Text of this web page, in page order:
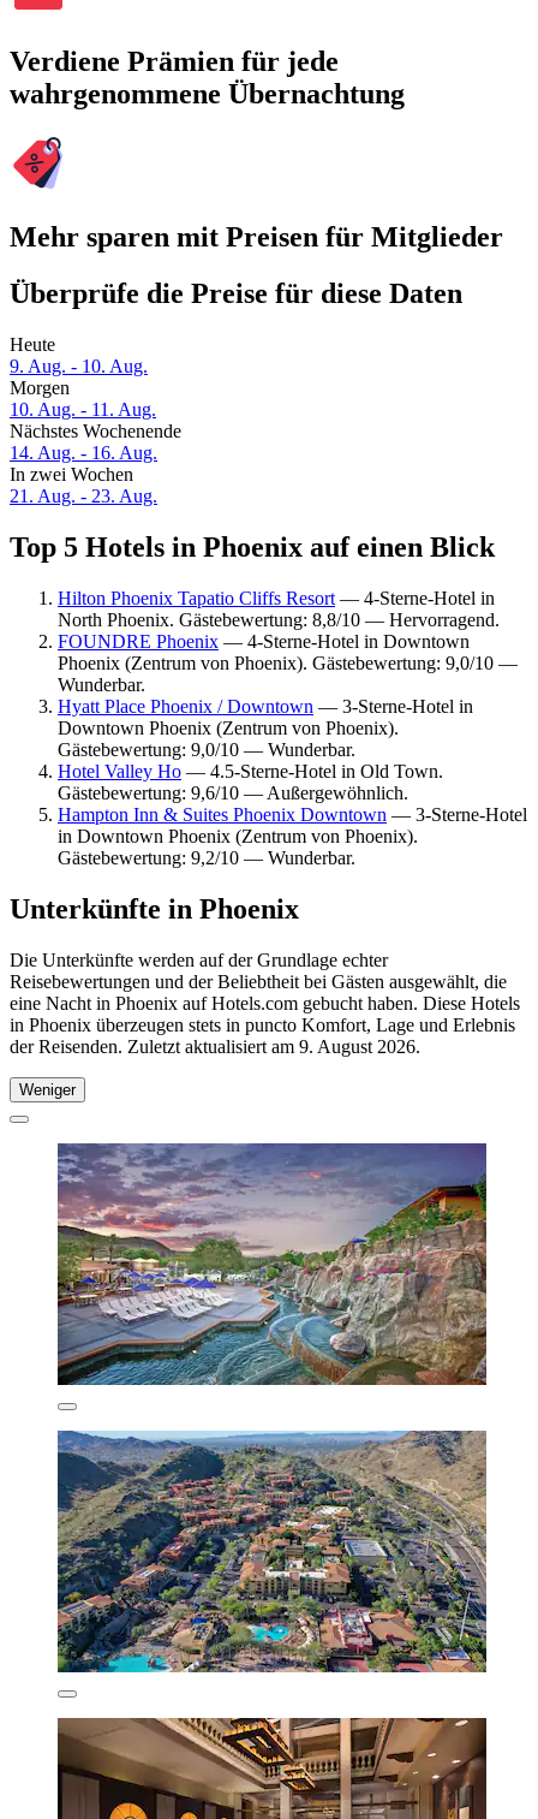
Verdiene Prämien für jede
wahrgenommene Übernachtung
Mehr sparen mit Preisen für Mitglieder
Überprüfe die Preise für diese Daten
Heute
9. Aug. - 10. Aug.
Morgen
10. Aug. - 11. Aug.
Nächstes Wochenende
14. Aug. - 16. Aug.
In zwei Wochen
21. Aug. - 23. Aug.
Top 5 Hotels in Phoenix auf einen Blick
Hilton Phoenix Tapatio Cliffs Resort — 4-Sterne-Hotel in
North Phoenix. Gästebewertung: 8,8/10 — Hervorragend.
FOUNDRE Phoenix — 4-Sterne-Hotel in Downtown
Phoenix (Zentrum von Phoenix). Gästebewertung: 9,0/10 —
Wunderbar.
Hyatt Place Phoenix / Downtown — 3-Sterne-Hotel in
Downtown Phoenix (Zentrum von Phoenix).
Gästebewertung: 9,0/10 — Wunderbar.
Hotel Valley Ho — 4.5-Sterne-Hotel in Old Town.
Gästebewertung: 9,6/10 — Außergewöhnlich.
Hampton Inn & Suites Phoenix Downtown — 3-Sterne-Hotel
in Downtown Phoenix (Zentrum von Phoenix).
Gästebewertung: 9,2/10 — Wunderbar.
Unterkünfte in Phoenix
Die Unterkünfte werden auf der Grundlage echter
Reisebewertungen und der Beliebtheit bei Gästen ausgewählt, die
eine Nacht in Phoenix auf Hotels.com gebucht haben. Diese Hotels
in Phoenix überzeugen stets in puncto Komfort, Lage und Erlebnis
der Reisenden. Zuletzt aktualisiert am 9. August 2026.
Weniger